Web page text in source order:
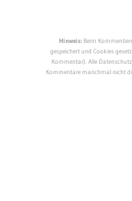
Hinweis:Beim
gespeichert und Cookies
Kommentar). Alle
Kommentare manchmal nicht